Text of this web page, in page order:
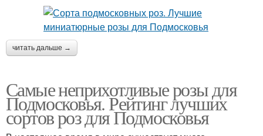
читать дальше →
Самые неприхотливые розы для
Подмосковья. Рейтинг лучших
сортов роз для Подмосковья